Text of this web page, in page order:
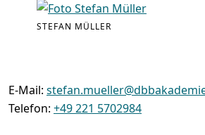
STEFAN MÜLLER
E-Mail:
Telefon: +49 221 5702984